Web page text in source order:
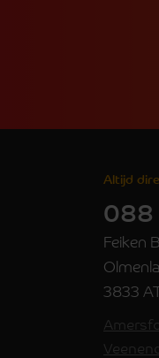
Altijd
088
Feiken
3833